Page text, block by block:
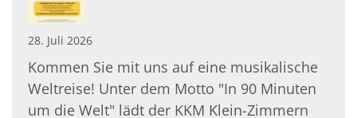
28. Juli 2026
Kommen Sie mit uns auf eine musikalische
Weltreise! Unter dem Motto "In 90 Minuten
um die Welt" lädt der KKM Klein-Zimmern